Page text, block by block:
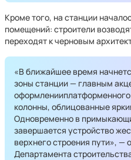
Кроме того, на станции
помещений: строители
переходят к черновым
«В ближайшее время
зоны станции — главным
колонны, облицованные
Одновременно в
завершается устройство
верхнего строения пути», —
Департамента